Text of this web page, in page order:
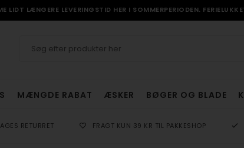
LIDT LÆNGERE LEVERINGSTID HER I SOMMERPERIODEN.
MÆNGDE RABAT ÆSKER BØGER OG BLADE
RETURRET FRAGT KUN 39 KR TIL PAKKESHOP